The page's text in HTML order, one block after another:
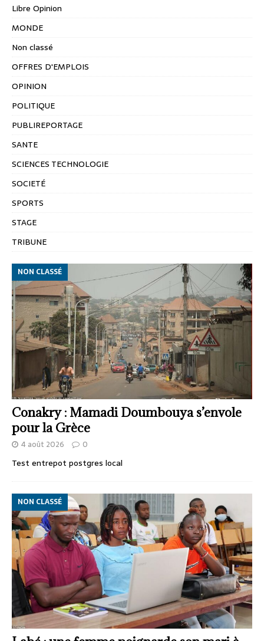
Libre Opinion
MONDE
Non classé
OFFRES D'EMPLOIS
OPINION
POLITIQUE
PUBLIREPORTAGE
SANTE
SCIENCES TECHNOLOGIE
SOCIETÉ
SPORTS
STAGE
TRIBUNE
Conakry : Mamadi Doumbouya s’envole
pour la Grèce
NON CLASSÉ
4 août 2026 0
Test entrepot postgres local
NON CLASSÉ